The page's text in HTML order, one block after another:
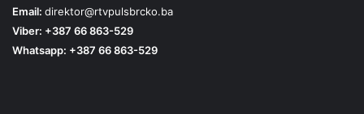
Email: direktor@rtvpulsbrcko.ba
Viber: +387 66 863-529
Whatsapp: +387 66 863-529